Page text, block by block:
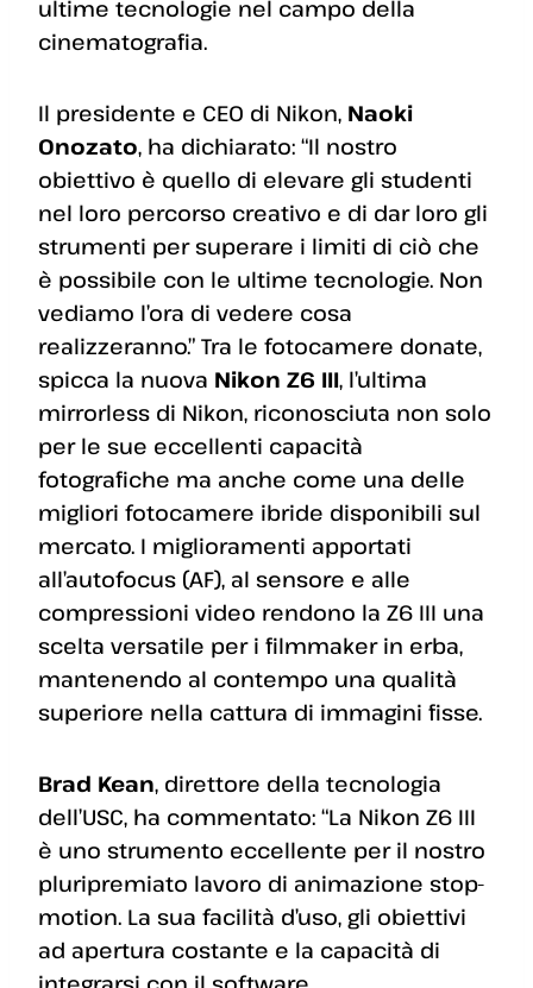
ultime tecnologie nel campo della
cinematografia.
Il presidente e CEO di Nikon, Naoki
Onozato, ha dichiarato: “Il nostro
obiettivo è quello di elevare gli studenti
nel loro percorso creativo e di dar loro gli
strumenti per superare i limiti di ciò che
è possibile con le ultime tecnologie. Non
vediamo l’ora di vedere cosa
realizzeranno.” Tra le fotocamere donate,
spicca la nuova Nikon Z6 III, l’ultima
mirrorless di Nikon, riconosciuta non solo
per le sue eccellenti capacità
fotografiche ma anche come una delle
migliori fotocamere ibride disponibili sul
mercato. I miglioramenti apportati
all’autofocus (AF), al sensore e alle
compressioni video rendono la Z6 III una
scelta versatile per i filmmaker in erba,
mantenendo al contempo una qualità
superiore nella cattura di immagini fisse.
Brad Kean, direttore della tecnologia
dell’USC, ha commentato: “La Nikon Z6 III
è uno strumento eccellente per il nostro
pluripremiato lavoro di animazione stop-
motion. La sua facilità d’uso, gli obiettivi
ad apertura costante e la capacità di